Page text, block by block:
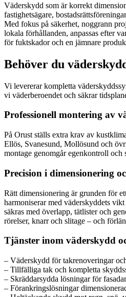
Väderskydd som är korrekt
fastighetsägare,
Med fokus på säkerhet, noggrann
lokala förhållanden, anpassas efter
för fuktskador och en jämnare
Behöver du
Vi levererar kompletta
vi väderberoendet och säkrar
Professionell montering av
På Orust ställs extra krav av
Ellös, Svanesund, Mollösund och
montage genomgår egenkontroll
Precision i dimensionering
Rätt dimensionering är grunden för
harmoniserar med väderskyddets
säkras med överlapp, tätlister och
rörelser, knarr och slitage – och
Tjänster inom väderskydd
– Väderskydd för takrenoveringar
– Tillfälliga tak och kompletta
– Skräddarsydda lösningar för
– Förankringslösningar